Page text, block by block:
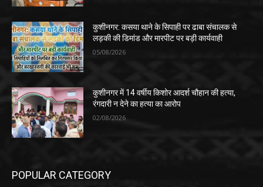
कुशीनगर: कसया थाने के सिपाही पर ढाबा संचालक से
लड़की की डिमांड और मारपीट पर बड़ी कार्यवाही
05/08/2026
कुशीनगर में 14 वर्षीय किशोर आदर्श चौहान की हत्या,
रंगदारी न देने का हत्या का आरोप
02/08/2026
POPULAR CATEGORY